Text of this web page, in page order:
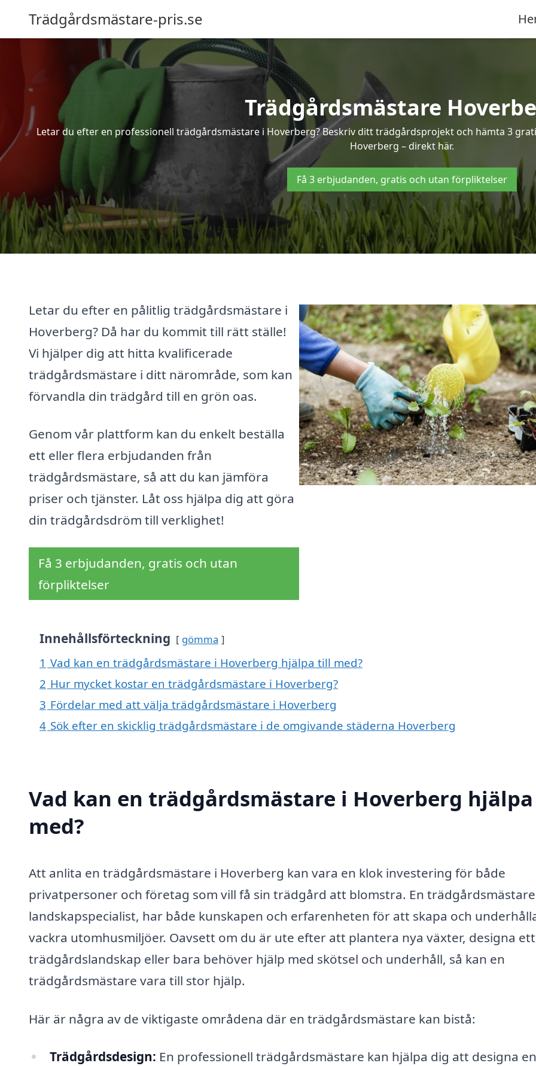
Trädgårdsmästare-pris.se
Trädgårdsmästare
Letar du efter en professionell trädgårdsmästare i Hoverberg? Beskriv ditt trädgårdsprojekt och hämta 3
Hoverberg – direkt här.
Få 3 erbjudanden, gratis och utan förpliktelser
Letar du efter en pålitlig trädgårdsmästare i
Hoverberg? Då har du kommit till rätt ställe!
Vi hjälper dig att hitta kvalificerade
trädgårdsmästare i ditt närområde, som kan
förvandla din trädgård till en grön oas.
Genom vår plattform kan du enkelt beställa
ett eller flera erbjudanden från
trädgårdsmästare, så att du kan jämföra
priser och tjänster. Låt oss hjälpa dig att göra
din trädgårdsdröm till verklighet!
Få 3 erbjudanden, gratis och utan
förpliktelser
Innehållsförteckning gömma
1 Vad kan en trädgårdsmästare i Hoverberg hjälpa till med?
2 Hur mycket kostar en trädgårdsmästare i Hoverberg?
3 Fördelar med att välja trädgårdsmästare i Hoverberg
4 Sök efter en skicklig trädgårdsmästare i de omgivande städerna Hoverberg
Vad kan en trädgårdsmästare i Hoverberg
med?
Att anlita en trädgårdsmästare i Hoverberg kan vara en klok investering för både
privatpersoner och företag som vill få sin trädgård att blomstra. En
landskapspecialist, har både kunskapen och erfarenheten för att skapa och
vackra utomhusmiljöer. Oavsett om du är ute efter att plantera nya växter, designa ett
trädgårdslandskap eller bara behöver hjälp med skötsel och underhåll, så kan en
trädgårdsmästare vara till stor hjälp.
Här är några av de viktigaste områdena där en trädgårdsmästare kan bistå:
Trädgårdsdesign: En professionell trädgårdsmästare kan hjälpa dig att designa en